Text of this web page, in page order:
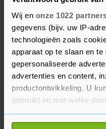
Wij en onze 1022
gegevens (bijv. uw IP-
technologieën zoals
apparaat op te slaan en
gepersonaliseerde
advertenties en content,
productontwikkeling. U
gebruikt en met welke
Als u het toestaat, willen